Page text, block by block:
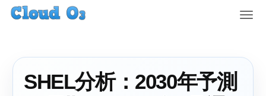
T
SHEL分析：2030年予測